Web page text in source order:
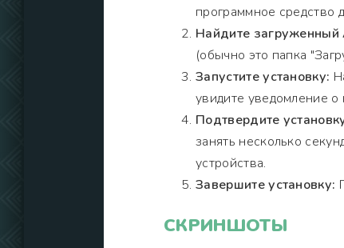
программное средство
Найдите загруженный
(обычно это папка
Запустите установку:
увидите уведомление о
Подтвердите
занять несколько
устройства.
Завершите установку:
СКРИНШОТЫ